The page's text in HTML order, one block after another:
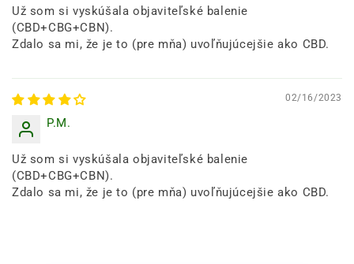
Už som si vyskúšala objaviteľské balenie
(CBD+CBG+CBN).
Zdalo sa mi, že je to (pre mňa) uvoľňujúcejšie ako CBD.
02/16/2023
P.M.
Už som si vyskúšala objaviteľské balenie
(CBD+CBG+CBN).
Zdalo sa mi, že je to (pre mňa) uvoľňujúcejšie ako CBD.